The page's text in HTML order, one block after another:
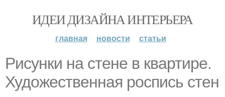
ИДЕИ ДИЗАЙНА ИНТЕРЬЕРА
главная новости статьи
Рисунки на стене в квартире.
Художественная роспись стен